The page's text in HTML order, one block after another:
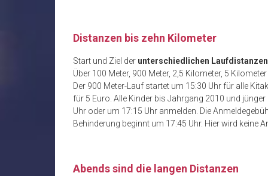
Distanzen bis zehn Kilometer
Start und Ziel der unterschiedlichen Laufdistanzen
Über 100 Meter, 900 Meter, 2,5 Kilometer, 5
Der 900 Meter-Lauf startet um 15:30 Uhr für alle
für 5 Euro. Alle Kinder bis Jahrgang 2010 und
Uhr oder um 17:15 Uhr anmelden. Die
Behinderung beginnt um 17:45 Uhr. Hier wird keine
Abends sind die langen Distanzen